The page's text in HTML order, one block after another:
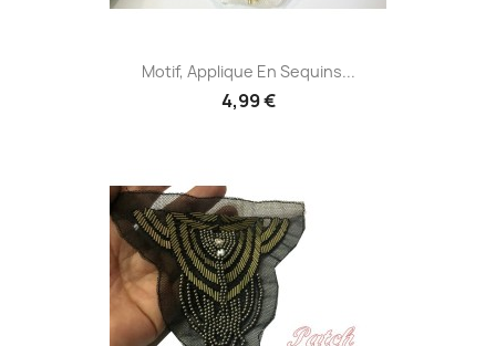
Motif, Applique En Sequins...
4,99 €